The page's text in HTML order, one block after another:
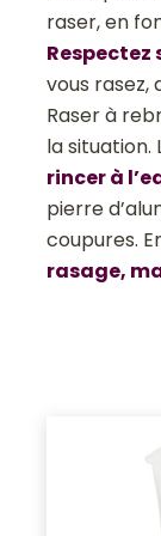
raser, en
Respectez
vous rasez,
Raser à
la situation.
rincer à
pierre
coupures.
rasage,